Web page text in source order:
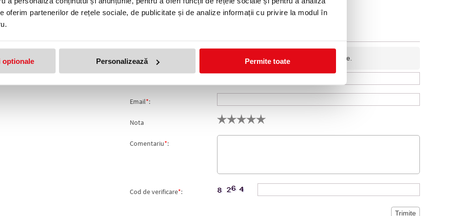
oferim partenerilor de rețele sociale, de publicitate și de analize informații cu privire la modul în
optionale Personalizează Permite toate
LEITZ
produs!
Adresa de e-mail ramane confidentiala si nu va fi afisata pe site.
Email*:
Nota
Comentariu*:
Cod de verificare*: